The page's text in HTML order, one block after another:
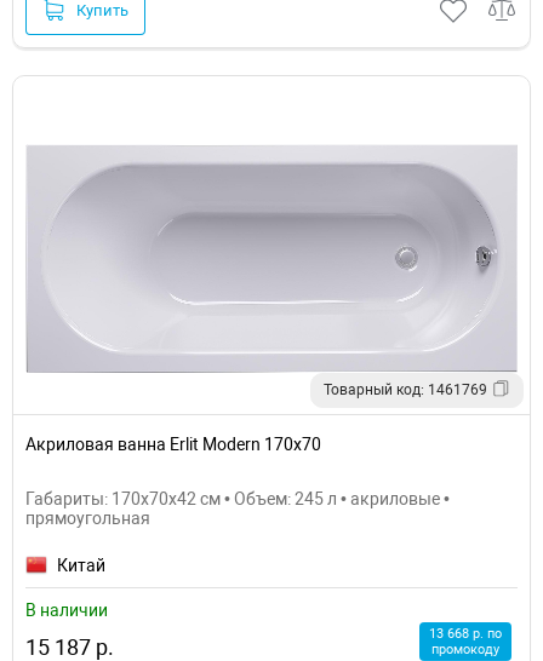
Купить
Товарный код: 1461769
Акриловая ванна Erlit Modern 170х70
Габариты: 170x70x42 см • Объем: 245 л • акриловые •
прямоугольная
Китай
В наличии
15 187 р.
13 668 р. по
промокоду